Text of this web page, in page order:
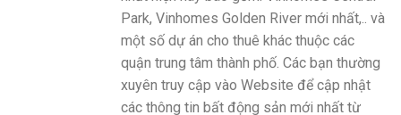
Park, Vinhomes Golden River mới nhất,.. và
một số dự án cho thuê khác thuộc các
quận trung tâm thành phố. Các bạn thường
xuyên truy cập vào Website để cập nhật
các thông tin bất động sản mới nhất từ